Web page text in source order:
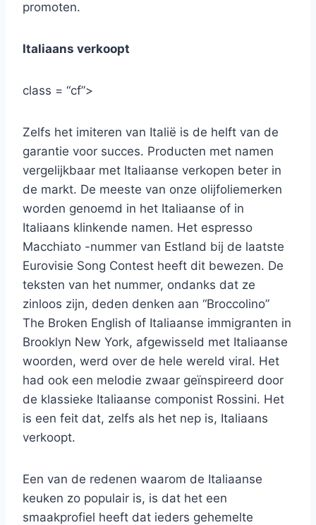
promoten.
Italiaans verkoopt
class = “cf”>
Zelfs het imiteren van Italië is de helft van de
garantie voor succes. Producten met namen
vergelijkbaar met Italiaanse verkopen beter in
de markt. De meeste van onze olijfoliemerken
worden genoemd in het Italiaanse of in
Italiaans klinkende namen. Het espresso
Macchiato -nummer van Estland bij de laatste
Eurovisie Song Contest heeft dit bewezen. De
teksten van het nummer, ondanks dat ze
zinloos zijn, deden denken aan “Broccolino”
The Broken English of Italiaanse immigranten in
Brooklyn New York, afgewisseld met Italiaanse
woorden, werd over de hele wereld viral. Het
had ook een melodie zwaar geïnspireerd door
de klassieke Italiaanse componist Rossini. Het
is een feit dat, zelfs als het nep is, Italiaans
verkoopt.
Een van de redenen waarom de Italiaanse
keuken zo populair is, is dat het een
smaakprofiel heeft dat ieders gehemelte